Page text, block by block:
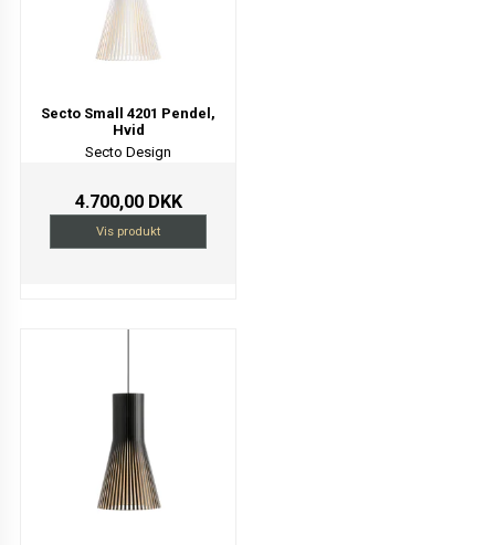
Secto Small 4201 Pendel,
Hvid
Secto Design
4.700,00 DKK
Vis produkt